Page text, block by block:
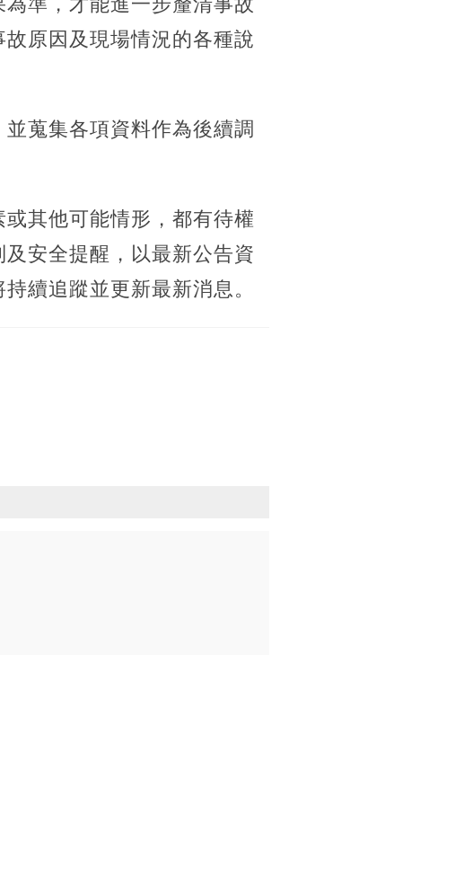
原因及現場情況的各種說
蒐集各項資料作為後續調
其他可能情形，都有待權
安全提醒，以最新公告資
續追蹤並更新最新消息。